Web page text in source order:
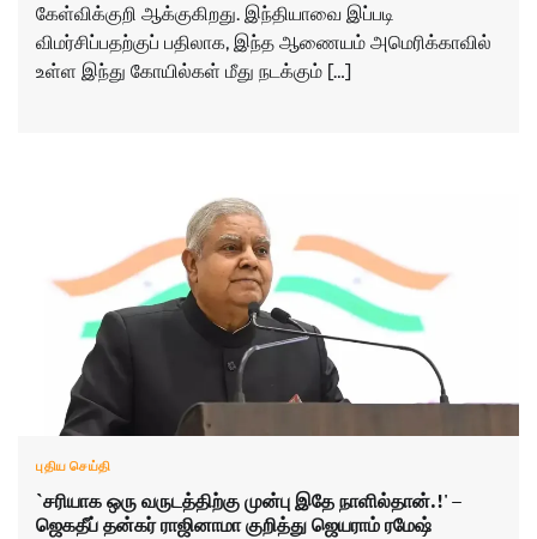
கேள்விக்குறி ஆக்குகிறது. இந்தியாவை இப்படி
விமர்சிப்பதற்குப் பதிலாக, இந்த ஆணையம் அமெரிக்காவில்
உள்ள இந்து கோயில்கள் மீது நடக்கும் […]
புதிய செய்தி
`சரியாக ஒரு வருடத்திற்கு முன்பு இதே நாளில்தான்.!' –
ஜெகதீப் தன்கர் ராஜினாமா குறித்து ஜெயராம் ரமேஷ்